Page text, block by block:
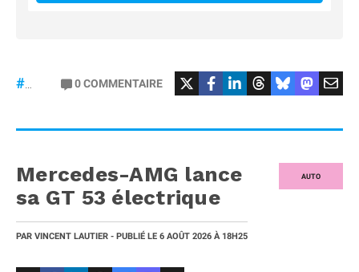
#DisneyPlus #Football #liga
0COMMENTAIRE
AUTO
Mercedes-AMG lance
sa GT 53 électrique
PAR VINCENT LAUTIER - PUBLIÉ LE 6 AOÛT 2026 À 18H25